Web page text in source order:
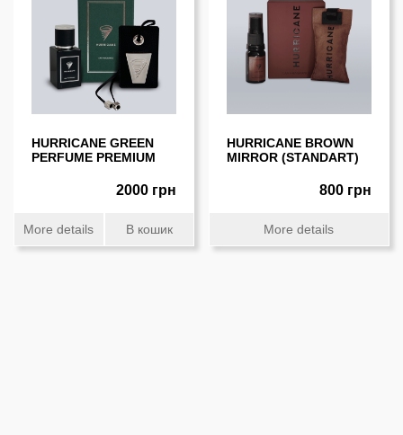
HURRICANE GREEN
PERFUME PREMIUM
2000 грн
More details В кошик
HURRICANE BROWN
MIRROR (STANDART)
800 грн
More details